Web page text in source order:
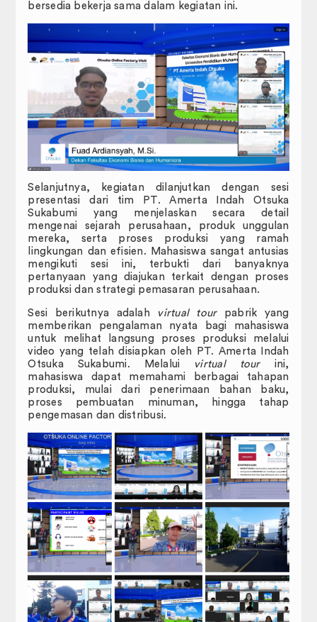
E-Certificate
Perpustakaan Digital
Pengurusan Surat
Panduan
Formulir
Surat Keputusan
Hubungi Kami
Pedoman dan Peraturan
KUMPULAN SOP (STANDARD
OPERATING PROCEDURE)
bersedia bekerja sama dalam kegiatan ini.
Selanjutnya, kegiatan dilanjutkan dengan sesi
presentasi dari tim PT. Amerta Indah Otsuka
Sukabumi yang menjelaskan secara detail
mengenai sejarah perusahaan, produk unggulan
mereka, serta proses produksi yang ramah
lingkungan dan efisien. Mahasiswa sangat antusias
mengikuti sesi ini, terbukti dari banyaknya
pertanyaan yang diajukan terkait dengan proses
produksi dan strategi pemasaran perusahaan.
Sesi berikutnya adalah virtual tourpabrik yang
memberikan pengalaman nyata bagi mahasiswa
untuk melihat langsung proses produksi melalui
video yang telah disiapkan oleh PT. Amerta Indah
Otsuka Sukabumi. Melalui
virtual tourini,
mahasiswa dapat memahami berbagai tahapan
produksi, mulai dari penerimaan bahan baku,
proses pembuatan minuman, hingga tahap
pengemasan dan distribusi.